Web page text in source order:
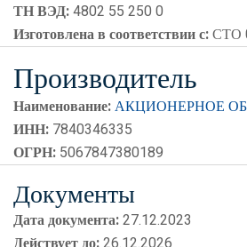
ТН ВЭД:4802 55 250 0
Изготовлена в соответствии с:СТО
Производитель
Наименование:АКЦИОНЕРНОЕ
ИНН: 7840346335
ОГРН: 5067847380189
Документы
Дата документа:27.12.2023